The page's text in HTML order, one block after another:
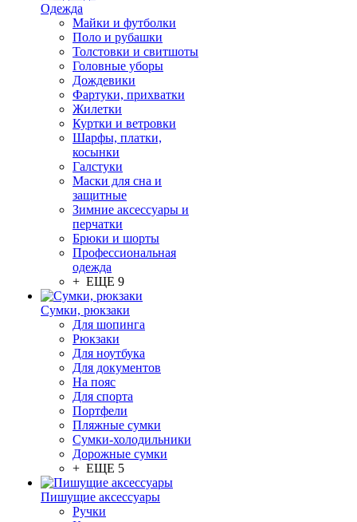
Одежда
Майки и футболки
Поло и рубашки
Толстовки и свитшоты
Головные уборы
Дождевики
Фартуки, прихватки
Жилетки
Куртки и ветровки
Шарфы, платки,
косынки
Галстуки
Маски для сна и
защитные
Зимние аксессуары и
перчатки
Брюки и шорты
Профессиональная
одежда
+ ЕЩЕ 9
Сумки, рюкзаки
Для шопинга
Рюкзаки
Для ноутбука
Для документов
На пояс
Для спорта
Портфели
Пляжные сумки
Сумки-холодильники
Дорожные сумки
+ ЕЩЕ 5
Пишущие аксессуары
Ручки